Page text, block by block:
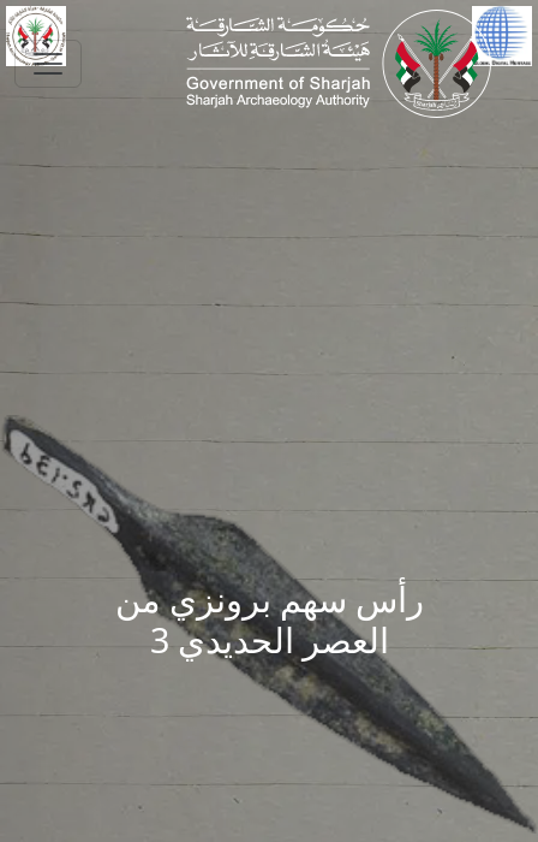
Skip to main
رأس سهم برونزي من
العصر الحديدي 3